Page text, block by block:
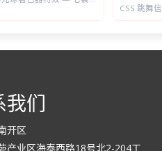
我们
开区
产业区海泰西路18号北2-204工